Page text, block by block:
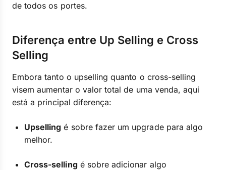
de todos os portes.
Diferença entre Up Selling e Cross
Selling
Embora tanto o upselling quanto o cross-selling
visem aumentar o valor total de uma venda, aqui
está a principal diferença:
Upselling é sobre fazer um upgrade para algo
melhor.
Cross-sellingé sobre adicionar algo